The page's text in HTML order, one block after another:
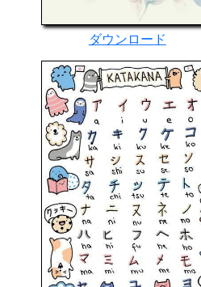
ダウンロード